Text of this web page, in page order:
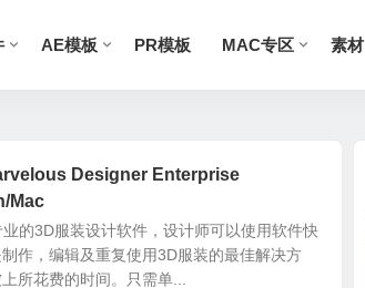
AE模板 PR模板 MAC专区 素材
Designer Enterprise
Mac
的3D服装设计软件，设计师可以使用软件快
作，编辑及重复使用3D服装的最佳解决方
所花费的时间。只需单...